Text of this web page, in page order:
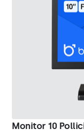
Monitor 10